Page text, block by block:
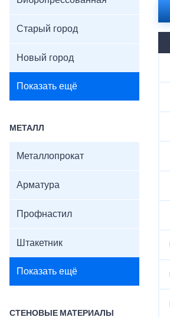
Старый город
Новый город
Показать ещё
МЕТАЛЛ
Металлопрокат
Арматура
Профнастил
Штакетник
Показать ещё
СТЕНОВЫЕ МАТЕРИАЛЫ